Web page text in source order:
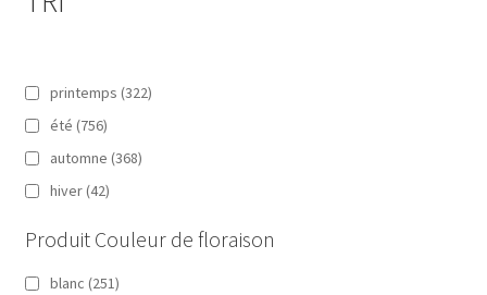
printemps (322)
été (756)
automne (368)
hiver (42)
Produit Couleur de floraison
blanc (251)